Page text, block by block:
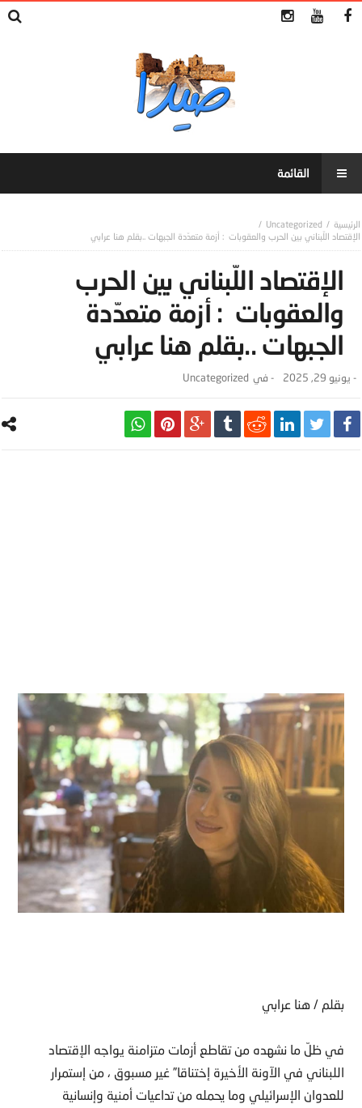
Uncategorized
الإقتصاد اللّبناني بين الحرب والعقوبات : أزمة متعدّدة الجبهات ..بقلم هنا عرابي
الإقتصاد اللّبناني بين الحرب
والعقوبات : أزمة متعدّدة
الجبهات ..بقلم هنا عرابي
- يونيو 29, 2025 - ‎في Uncategorized
بقلم / هنا عرابي
في ظلّ ما نشهده من تقاطع أزمات متزامنة يواجه الإقتصاد
اللبناني في الآونة الأخيرة إختناقا” غير مسبوق ، من إستمرار
للعدوان الإسرائيلي وما يحمله من تداعيات أمنية وإنسانية